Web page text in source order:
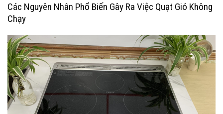
Các Nguyên Nhân Phổ Biến Gây Ra Việc Quạt Gió Không
Chạy